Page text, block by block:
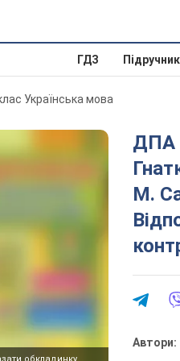
ГДЗ
Українська мова
ДПА
М.
Автори: